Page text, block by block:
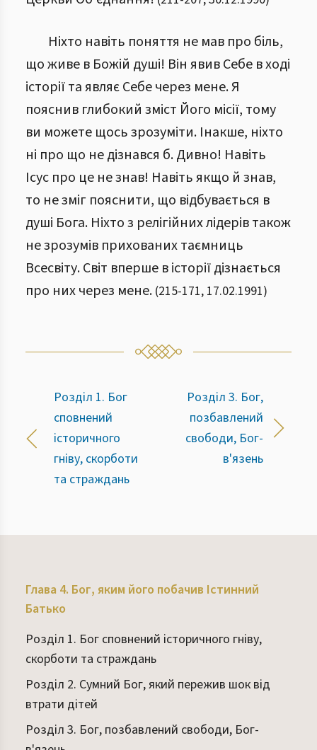
Ніхто навіть поняття не мав про біль,
що живе в Божій душі! Він явив Себе в ході
історії та являє Себе через мене. Я
пояснив глибокий зміст Його місії, тому
ви можете щось зрозуміти. Інакше, ніхто
ні про що не дізнався б. Дивно! Навіть
Ісус про це не знав! Навіть якщо й знав,
то не зміг пояснити, що відбувається в
душі Бога. Ніхто з релігійних лідерів також
не зрозумів прихованих таємниць
Всесвіту. Світ вперше в історії дізнається
про них через мене. (215-171, 17.02.1991)
Розділ 1. Бог
сповнений
історичного
гніву, скорботи
та страждань
Розділ 3. Бог,
позбавлений
свободи, Бог-
в'язень
Глава 4. Бог, яким його побачив Істинний
Батько
Розділ 1. Бог сповнений історичного гніву,
скорботи та страждань
Розділ 2. Сумний Бог, який пережив шок від
втрати дітей
Розділ 3. Бог, позбавлений свободи, Бог-